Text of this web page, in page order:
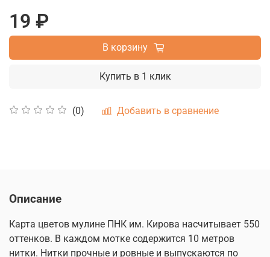
(0) Добавить в сравнение
19 ₽
В корзину
Купить в 1 клик
Описание
Карта цветов мулине ПНК им. Кирова насчитывает 550
оттенков. В каждом мотке содержится 10 метров
нитки. Нитки прочные и ровные и выпускаются по